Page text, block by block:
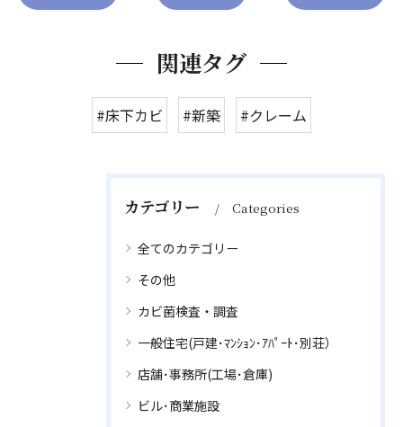
関連タグ
#床下カビ #新築 #クレーム
カテゴリー Categories
全てのカテゴリー
その他
カビ菌検査・調査
一般住宅(戸建･ﾏﾝｼｮﾝ･ｱﾊﾟｰﾄ･別荘）
店舗･事務所(工場･倉庫)
ビル･商業施設